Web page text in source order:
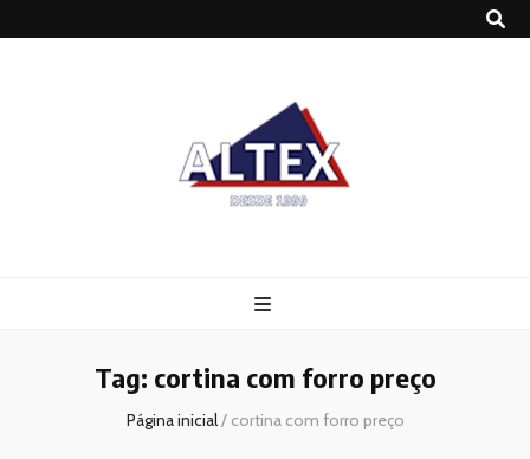
Tag: cortina com forro preço
Página inicial/ cortina com forro preço